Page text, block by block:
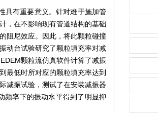
具有重要意义。针对难于施加管
，在不影响现有管道结构的基础
阻尼效应。因此，将此颗粒碰撞
动台试验研究了颗粒填充率对减
颗粒流仿真软件计算了减振
最低时所对应的颗粒填充率达到
减振试验，测试了在安装减振器
频率下的振动水平得到了明显抑